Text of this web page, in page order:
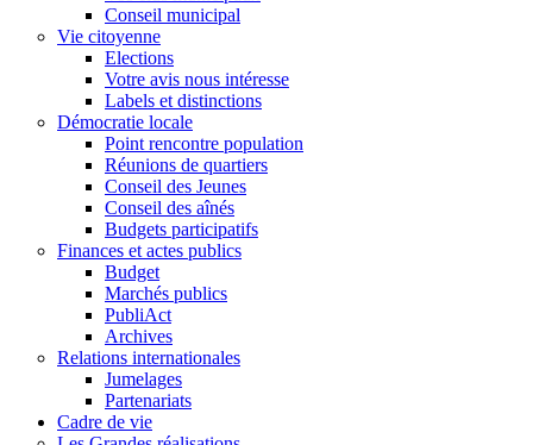
Conseil municipal
Vie citoyenne
Elections
Votre avis nous intéresse
Labels et distinctions
Démocratie locale
Point rencontre population
Réunions de quartiers
Conseil des Jeunes
Conseil des aînés
Budgets participatifs
Finances et actes publics
Budget
Marchés publics
PubliAct
Archives
Relations internationales
Jumelages
Partenariats
Cadre de vie